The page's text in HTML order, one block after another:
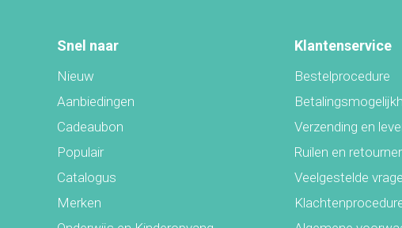
Snel naar
Nieuw
Aanbiedingen
Cadeaubon
Populair
Catalogus
Merken
Klantenservice
Bestelprocedure
Verzending en
Ruilen en
Veelgestelde